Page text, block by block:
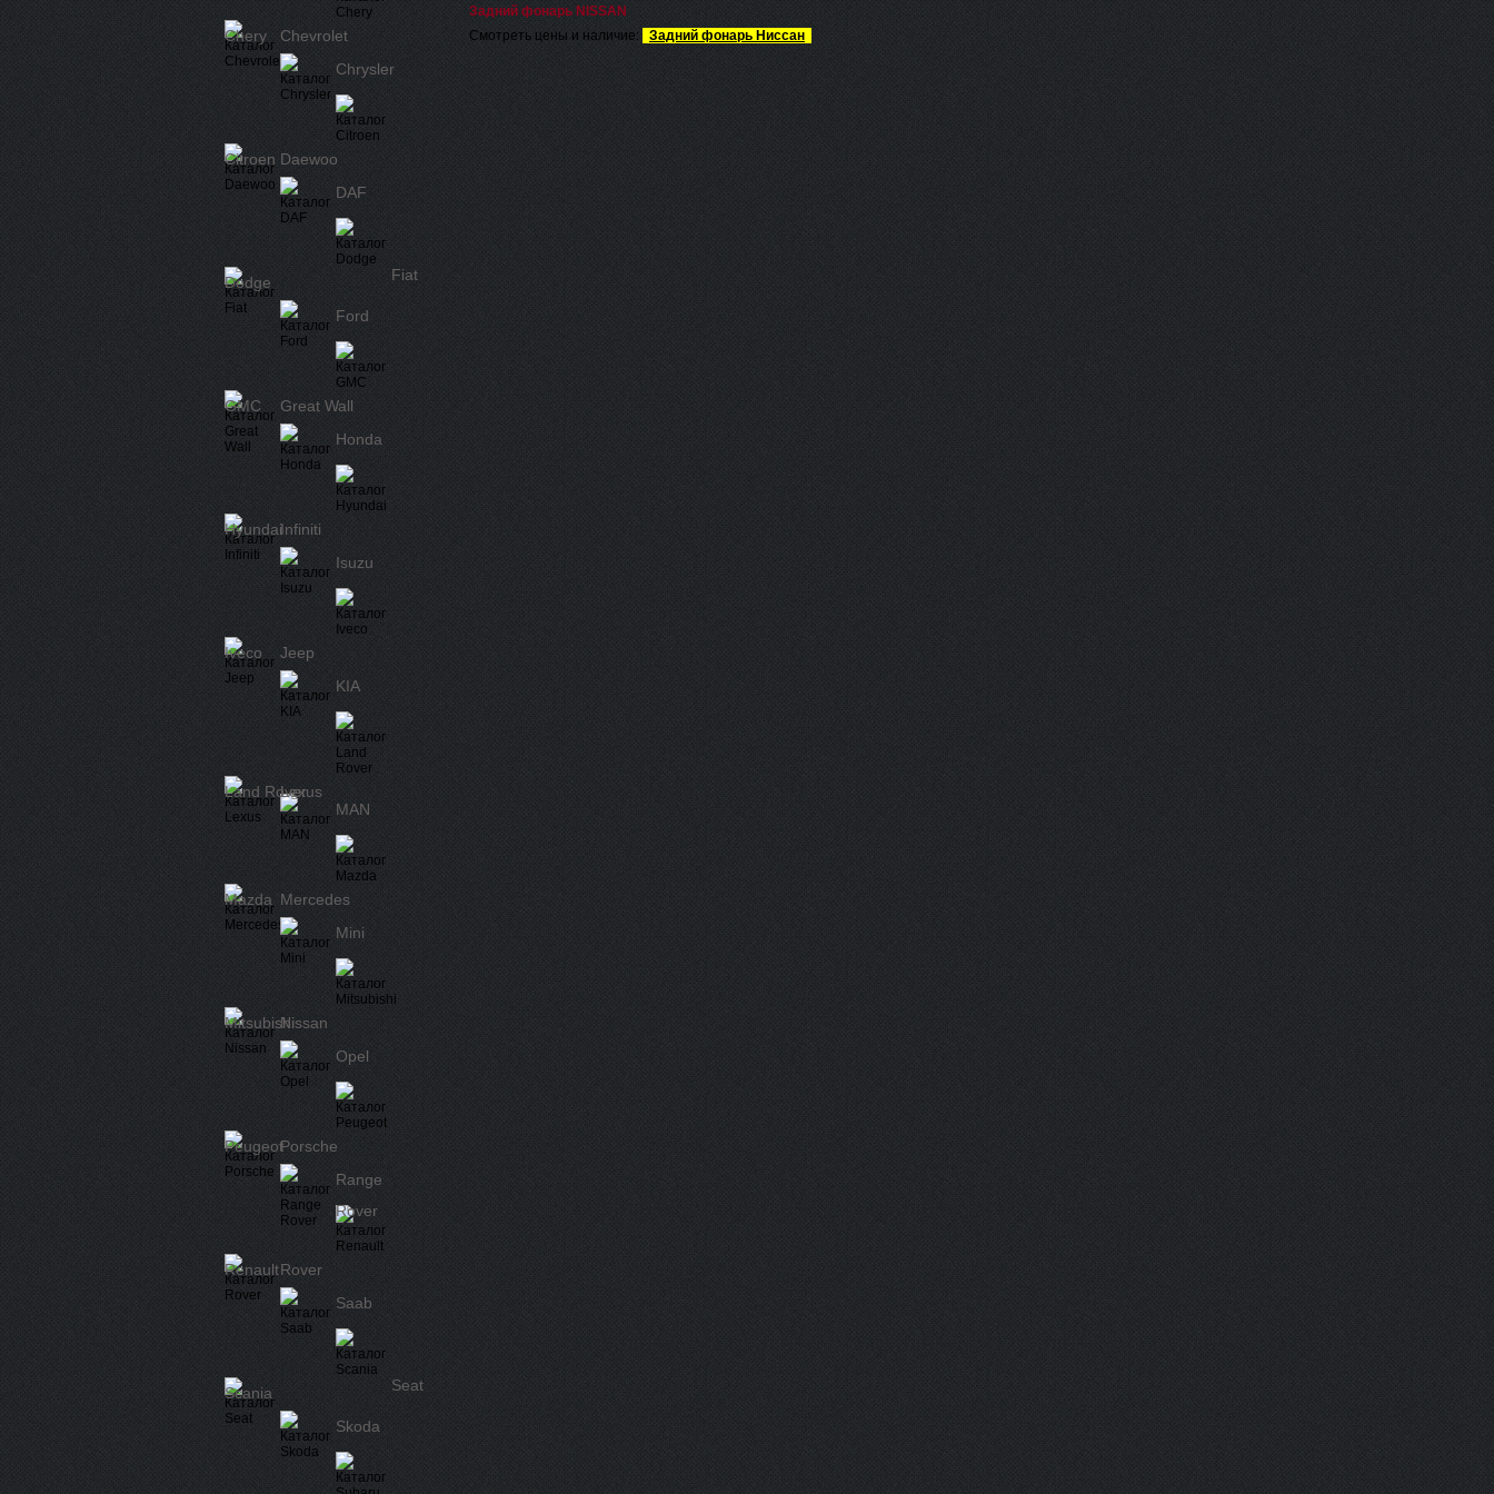
Задний фонарь NISSAN
Смотреть цены и наличие:
Задний фонарь Ниссан
Chery
Chevrolet
Chrysler
Citroen Daewoo
DAF
Dodge Fiat
Ford
GMC
Great Wall
Honda
HyundaiInfiniti
Isuzu
Iveco
Jeep
KIA
Land Rover
Lexus
MAN
Mazda Mercedes
Mini
MitsubishiNissan
Opel
PeugeotPorsche
Range
Rover
RenaultRover
Saab
Scania Seat
Skoda